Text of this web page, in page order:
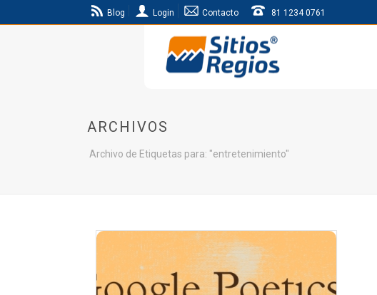
Blog Login Contacto 81 1234 0761
ARCHIVOS
Archivo de Etiquetas para: "entretenimiento"